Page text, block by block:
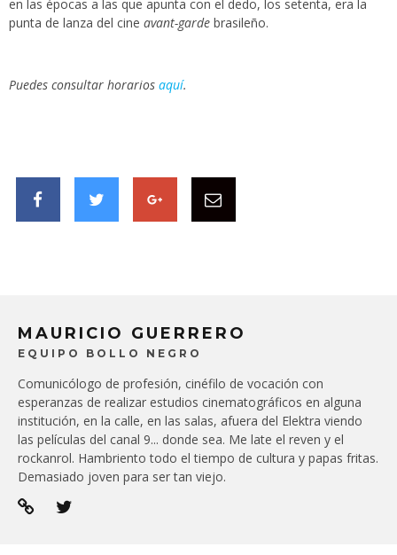
en las épocas a las que apunta con el dedo, los setenta, era la
punta de lanza del cine avant-garde brasileño.
Puedes consultar horarios aquí.
MAURICIO GUERRERO
EQUIPO BOLLO NEGRO
Comunicólogo de profesión, cinéfilo de vocación con
esperanzas de realizar estudios cinematográficos en alguna
institución, en la calle, en las salas, afuera del Elektra viendo
las películas del canal 9... donde sea. Me late el reven y el
rockanrol. Hambriento todo el tiempo de cultura y papas fritas.
Demasiado joven para ser tan viejo.